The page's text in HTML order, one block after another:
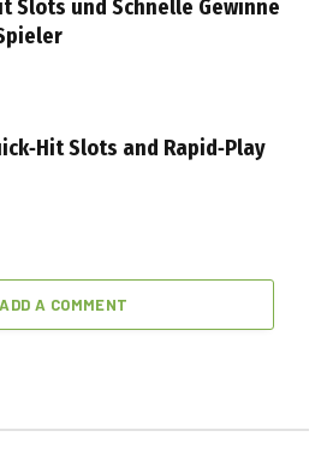
Slots und Schnelle Gewinne
Slots and Rapid‑Play
ADD A COMMENT